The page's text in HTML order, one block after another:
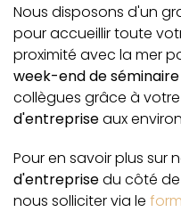
Nous disposons d'un
pour accueillir toute
proximité avec la mer
week-end de séminaire
collègues grâce à votre
d'entrepriseaux
Pour en savoir plus sur
d'entreprisedu côté de
nous solliciter via le